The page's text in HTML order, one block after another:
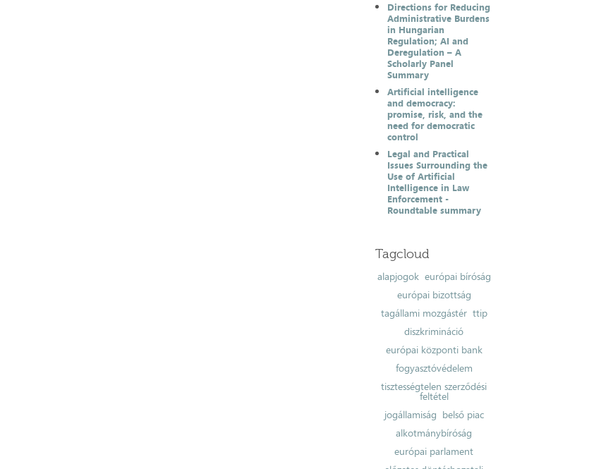
Directions for Reducing
Administrative Burdens
in Hungarian
Regulation; AI and
Deregulation – A
Scholarly Panel
Summary
Artificial intelligence
and democracy:
promise, risk, and the
need for democratic
control
Legal and Practical
Issues Surrounding the
Use of Artificial
Intelligence in Law
Enforcement -
Roundtable summary
Tagcloud
alapjogok európai bíróság
európai bizottság
tagállami mozgástér ttip
diszkrimináció
európai központi bank
fogyasztóvédelem
tisztességtelen szerződési
feltétel
jogállamiság belső piac
alkotmánybíróság
európai parlament